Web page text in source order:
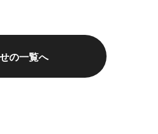
の一覧へ